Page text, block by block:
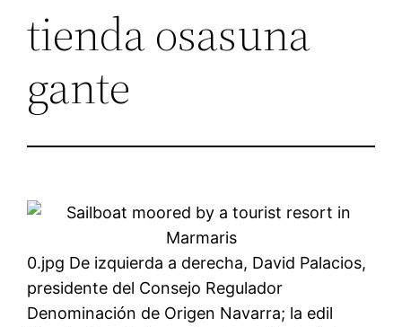
tienda osasuna
gante
0.jpg De izquierda a derecha, David Palacios,
presidente del Consejo Regulador
Denominación de Origen Navarra; la edil